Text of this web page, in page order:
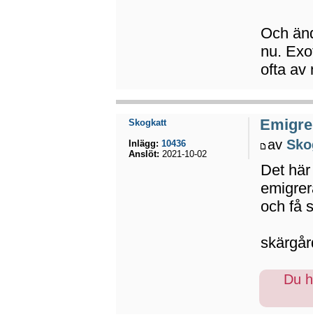
Och
nu.
ofta av
av
Det
och få
Du
Skogkatt
Inlägg: 10436
Anslöt: 2021-10-02